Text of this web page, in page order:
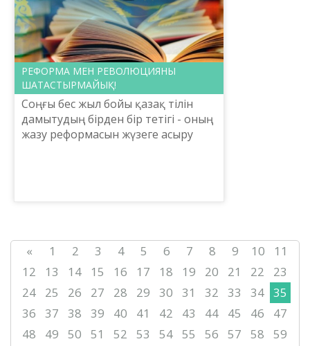
РЕФОРМА МЕН РЕВОЛЮЦИЯНЫ
ШАТАСТЫРМАЙЫҚ!
Соңғы бес жыл бойы қазақ тілін
дамытудың бірден бір тетігі - оның
жазу реформасын жүзеге асыру
« 1 2 3 4 5 6 7 8 9 10
11
12
13 14 15 16 17 18 19 20 21 22
23
24
25 26 27 28 29 30 31 32 33 34 35
36
37 38 39 40 41 42 43 44 45 46
47
48
49 50 51 52 53 54 55 56 57 58
59